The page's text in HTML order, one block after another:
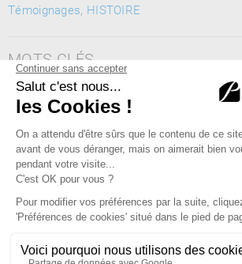
Témoignages, HISTOIRE
MOTS CLÉS
Cotentin, Histoire, Fresque, Guerre,
Résilience, Enseignement du passé,
Éditions du Panthéon - 12, rue
75015 Paris
01 43 71 14 72